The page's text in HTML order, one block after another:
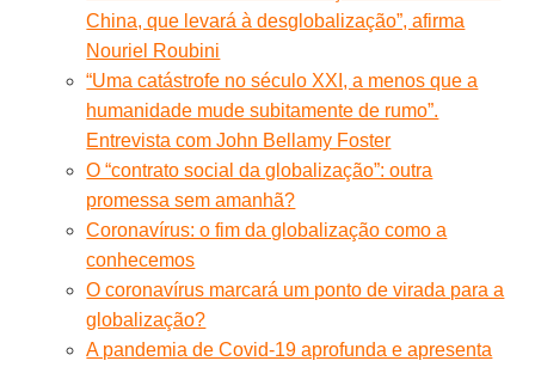
China, que levará à desglobalização”, afirma
Nouriel Roubini
“Uma catástrofe no século XXI, a menos que a
humanidade mude subitamente de rumo”.
Entrevista com John Bellamy Foster
O “contrato social da globalização”: outra
promessa sem amanhã?
Coronavírus: o fim da globalização como a
conhecemos
O coronavírus marcará um ponto de virada para a
globalização?
A pandemia de Covid-19 aprofunda e apresenta